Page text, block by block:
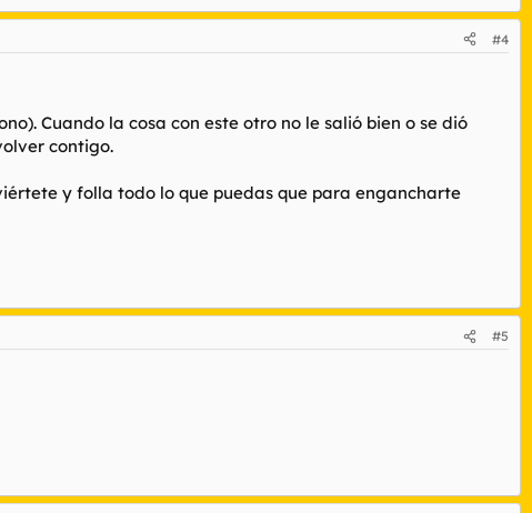
#4
Cuando la cosa con este otro no le salió bien o se dió
contigo.
y folla todo lo que puedas que para engancharte
#5